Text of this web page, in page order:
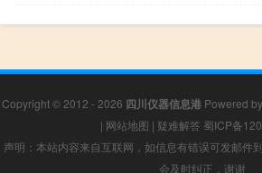
Copyright © 2012 - 2026 四川仪器信息港Powered by
| 网站地图 | 疑难解答 蜀ICP备
声明：本站内容来自互联网，如信息有错误可发邮件
会及时纠正，谢谢